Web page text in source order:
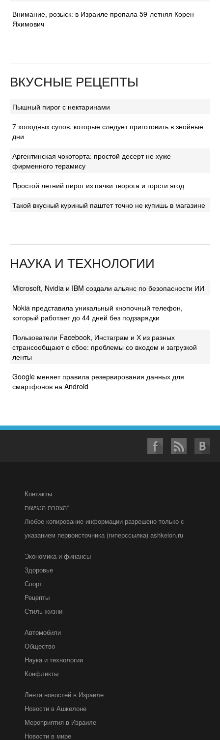
Внимание, розыск: в Израиле пропала 59-летняя Корен
Яхимович
ВКУСНЫЕ РЕЦЕПТЫ
Пышный пирог с нектаринами
7 холодных супов, которые следует приготовить в знойные
дни
Аргентинская чокоторта: простой десерт не хуже
фирменного терамису
Простой летний пирог из пачки творога и горсти ягод
Такой вкусный куриный паштет точно не купишь в магазине
НАУКА И ТЕХНОЛОГИИ
Microsoft, Nvidia и IBM создали альянс по безопасности ИИ
Nokia представила уникальный кнопочный телефон,
который работает до 44 дней без подзарядки
Пользователи Facebook, Инстаграм и Х из разных
странсообщают о сбое: проблемы со входом и загрузкой
ленты
Google меняет правила резервирования данных для
смартфонов на Android
Контакты
הצהרת הנגישות*
Любое копирование информации разрешено только с
указанием первоисточника (гиперссылка) ashkelon.ru
Экономика и финансы
Здоровье
Спорт
Рецепты
Стиль жизни
Автомобили
Общество
Наука и технологии
Конфликты
Лента новостей в Израиле
Новости в Ашкелоне
Мероприятия в Израиле
Новости в мире